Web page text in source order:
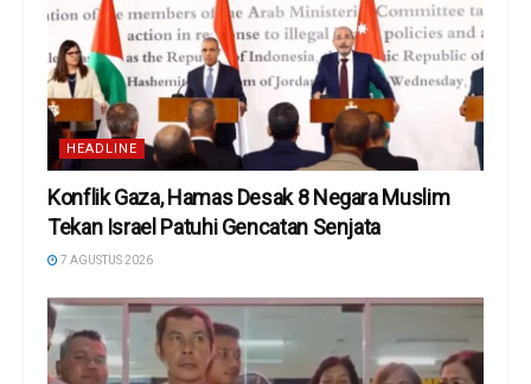
HEADLINE
Konflik Gaza, Hamas Desak 8 Negara Muslim
Tekan Israel Patuhi Gencatan Senjata
7 AGUSTUS 2026